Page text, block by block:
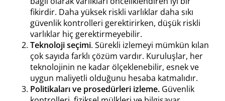
fikirdir. Daha yüksek riskli varlıklar daha sıkı
güvenlik kontrolleri gerektirirken, düşük riskli
varlıklar hiç gerektirmeyebilir.
Teknoloji seçimi. Sürekli izlemeyi mümkün kılan
çok sayıda farklı çözüm vardır. Kuruluşlar, her
teknolojinin ne kadar ölçeklenebilir, esnek ve
uygun maliyetli olduğunu hesaba katmalıdır.
Politikaları ve prosedürleri izleme. Güvenlik